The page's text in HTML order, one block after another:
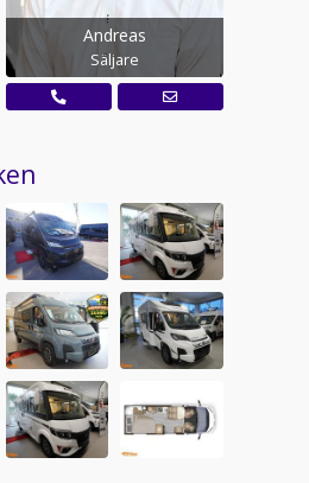
Andreas
Säljare